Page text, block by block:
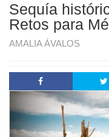
Sequía
Retos para
AMALIA ÁVALOS